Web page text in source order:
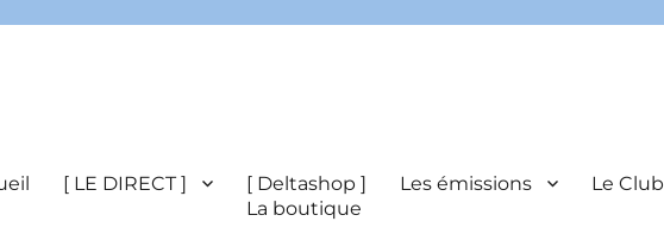
[ LE DIRECT ]
[ Deltashop ]
La boutique
Les émissions Le Club